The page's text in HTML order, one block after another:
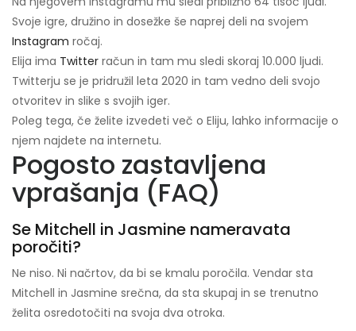
Svoje igre, družino in dosežke še naprej deli na svojem
Instagram ročaj.
Elija ima Twitter račun in tam mu sledi skoraj 10.000 ljudi.
Twitterju se je pridružil leta 2020 in tam vedno deli svojo
otvoritev in slike s svojih iger.
Poleg tega, če želite izvedeti več o Eliju, lahko informacije o
njem najdete na internetu.
Pogosto zastavljena
vprašanja (FAQ)
Se Mitchell in Jasmine nameravata
poročiti?
Ne niso. Ni načrtov, da bi se kmalu poročila. Vendar sta
Mitchell in Jasmine srečna, da sta skupaj in se trenutno
želita osredotočiti na svoja dva otroka.